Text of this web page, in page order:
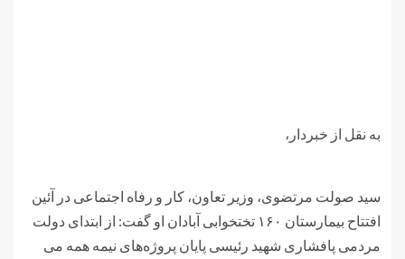
به نقل از خبردار،
سید صولت مرتضوی، وزیر تعاون، کار و رفاه اجتماعی در آئین
افتتاح بیمارستان ۱۶۰ تختخوابی آبادان او گفت: از ابتدای دولت
مردمی پافشاری شهید رئیسی پایان پروژه‌های نیمه همه می